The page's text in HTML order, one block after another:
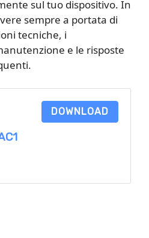
sul tuo dispositivo. In
sempre a portata di
tecniche, i
e le risposte
DOWNLOAD